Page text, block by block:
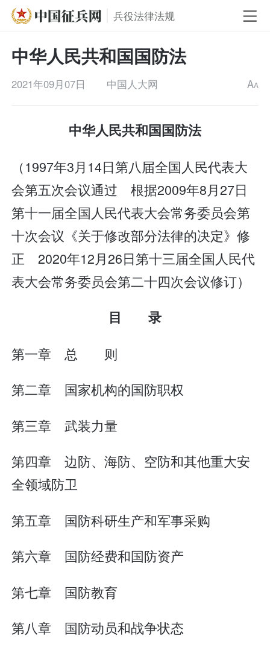
兵役法律法规
中华人民共和国国防法
2021年09月07日 中国人大网 AA
中华人民共和国国防法
（1997年3月14日第八届全国人民代表大
会第五次会议通过 根据2009年8月27日
第十一届全国人民代表大会常务委员会第
十次会议《关于修改部分法律的决定》修
正 2020年12月26日第十三届全国人民代
表大会常务委员会第二十四次会议修订）
目 录
第一章 总 则
第二章 国家机构的国防职权
第三章 武装力量
第四章 边防、海防、空防和其他重大安
全领域防卫
第五章 国防科研生产和军事采购
第六章 国防经费和国防资产
第七章 国防教育
第八章 国防动员和战争状态